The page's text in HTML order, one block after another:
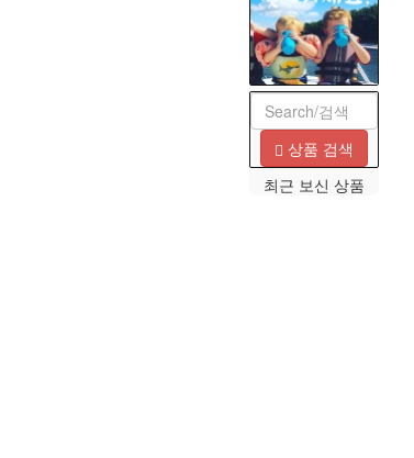
상품 검색
최근 보신 상품